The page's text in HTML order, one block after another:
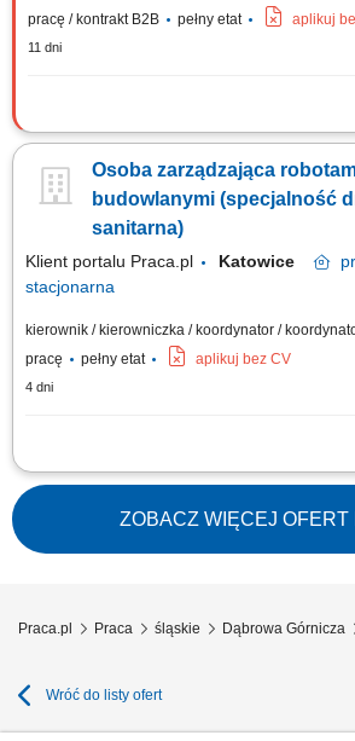
pracę / kontrakt B2B pełny etat aplikuj
11 dni
Kierowanie i nadzorowanie budowy zgodnie z
harmonogramu rzeczowego i finansowego
własnych sił wykonawczych oraz firm
technologiczno-materiałowa realizowanych...
Osoba zarządzająca
budowlanymi (specjalność
sanitarna)
Klient portalu Praca.pl Katowice
stacjonarna
kierownik / kierowniczka / koordynator /
pracę
pełny etat aplikuj bez CV
4 dni
Kompleksowe operacyjne kierowanie procesami
wyznaczonym obiekcie w oparciu o ramy
Organizowanie pracy podległych brygad,
zewnętrznych oraz weryfikacja i rozliczanie
nad przestrzeganiem standardów...
ZOBACZ WIĘCEJ OFERT
Praca.pl Praca śląskie Dąbrowa Górnicza
Wróć do listy ofert